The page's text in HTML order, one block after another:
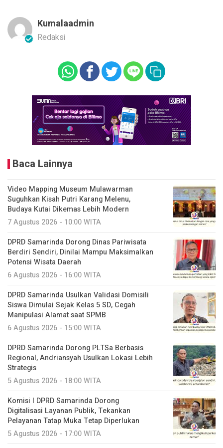
Kumalaadmin
Redaksi
Baca Lainnya
Video Mapping Museum Mulawarman
Suguhkan Kisah Putri Karang Melenu,
Budaya Kutai Dikemas Lebih Modern
7 Agustus 2026 - 10:00 WITA
DPRD Samarinda Dorong Dinas Pariwisata
Berdiri Sendiri, Dinilai Mampu Maksimalkan
Potensi Wisata Daerah
6 Agustus 2026 - 16:00 WITA
DPRD Samarinda Usulkan Validasi Domisili
Siswa Dimulai Sejak Kelas 5 SD, Cegah
Manipulasi Alamat saat SPMB
6 Agustus 2026 - 15:00 WITA
DPRD Samarinda Dorong PLTSa Berbasis
Regional, Andriansyah Usulkan Lokasi Lebih
Strategis
5 Agustus 2026 - 18:00 WITA
Komisi I DPRD Samarinda Dorong
Digitalisasi Layanan Publik, Tekankan
Pelayanan Tatap Muka Tetap Diperlukan
5 Agustus 2026 - 17:00 WITA